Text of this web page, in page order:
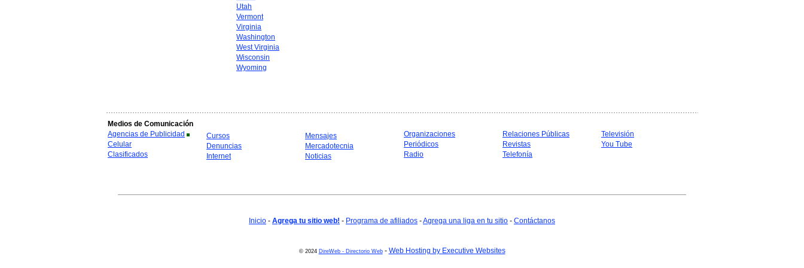
Utah
Vermont
Virginia
Washington
West Virginia
Wisconsin
Wyoming
Medios de Comunicación
Agencias de Publicidad
Celular
Clasificados
Cursos
Denuncias
Internet
Mensajes
Mercadotecnia
Noticias
Organizaciones
Periódicos
Radio
Relaciones Públicas
Revistas
Telefonía
Televisión
You Tube
Inicio - Agrega tu sitio web! - Programa de afiliados -Agrega una liga en tu sitio - Contáctanos
© 2024 DireWeb - Directorio Web- Web Hosting by Executive Websites